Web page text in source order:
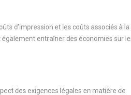
d’impression et les coûts associés à
entraîner des économies sur
des exigences légales en matière de